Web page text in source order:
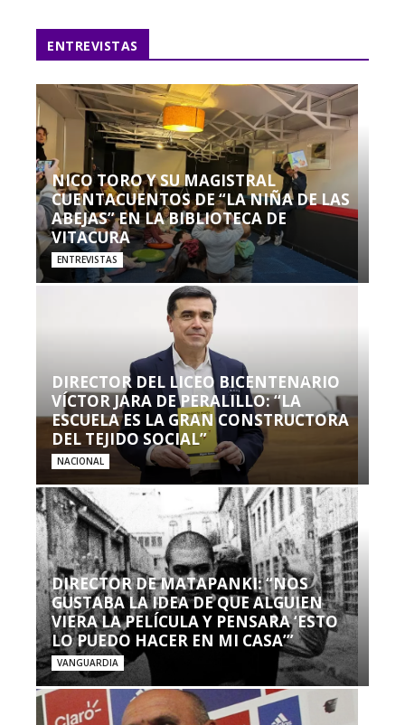
ENTREVISTAS
NICO TORO Y SU MAGISTRAL
CUENTACUENTOS DE “LA NIÑA DE LAS
ABEJAS” EN LA BIBLIOTECA DE
VITACURA
ENTREVISTAS
DIRECTOR DEL LICEO BICENTENARIO
VÍCTOR JARA DE PERALILLO: “LA
ESCUELA ES LA GRAN CONSTRUCTORA
DEL TEJIDO SOCIAL”
NACIONAL
DIRECTOR DE MATAPANKI: “NOS
GUSTABA LA IDEA DE QUE ALGUIEN
VIERA LA PELÍCULA Y PENSARA ‘ESTO
LO PUEDO HACER EN MI CASA’”
VANGUARDIA